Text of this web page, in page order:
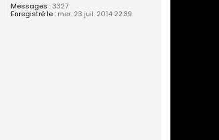
Messages :3327
Enregistré le :mer. 23 juil. 2014 22:39